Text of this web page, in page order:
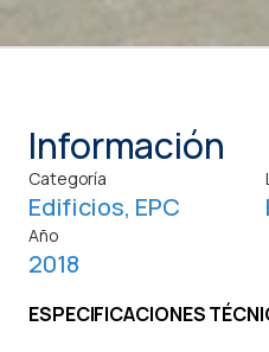
Información
Categoría
Edificios, EPC
Año
2018
ESPECIFICACIONES